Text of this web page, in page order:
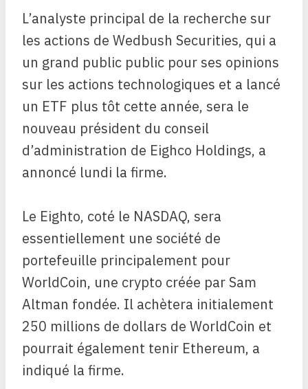
L’analyste principal de la recherche sur
les actions de Wedbush Securities, qui a
un grand public public pour ses opinions
sur les actions technologiques et a lancé
un ETF plus tôt cette année, sera le
nouveau président du conseil
d’administration de Eighco Holdings, a
annoncé lundi la firme.
Le Eighto, coté le NASDAQ, sera
essentiellement une société de
portefeuille principalement pour
WorldCoin, une crypto créée par Sam
Altman fondée. Il achètera initialement
250 millions de dollars de WorldCoin et
pourrait également tenir Ethereum, a
indiqué la firme.